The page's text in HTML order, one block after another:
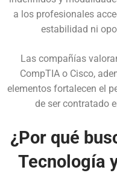
a los profesionales
estabilidad ni
Las compañías
CompTIA o Cisco,
elementos fortalecen el
de ser contratado
¿Por qué
Tecnología